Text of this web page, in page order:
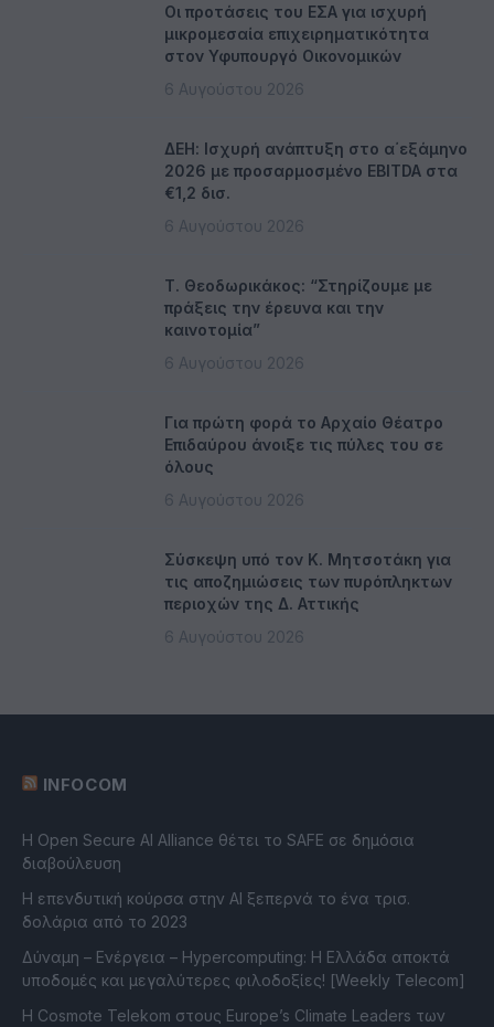
Οι προτάσεις του ΕΣΑ για ισχυρή
μικρομεσαία επιχειρηματικότητα
στον Υφυπουργό Οικονομικών
6 Αυγούστου 2026
ΔΕΗ: Ισχυρή ανάπτυξη στο α΄εξάμηνο
2026 με προσαρμοσμένο EBITDA στα
€1,2 δισ.
6 Αυγούστου 2026
Τ. Θεοδωρικάκος: “Στηρίζουμε με
πράξεις την έρευνα και την
καινοτομία”
6 Αυγούστου 2026
Για πρώτη φορά το Αρχαίο Θέατρο
Επιδαύρου άνοιξε τις πύλες του σε
όλους
6 Αυγούστου 2026
Σύσκεψη υπό τον Κ. Μητσοτάκη για
τις αποζημιώσεις των πυρόπληκτων
περιοχών της Δ. Αττικής
6 Αυγούστου 2026
INFOCOM
Η Open Secure AI Alliance θέτει το SAFE σε δημόσια
διαβούλευση
Η επενδυτική κούρσα στην AI ξεπερνά το ένα τρισ.
δολάρια από το 2023
Δύναμη – Ενέργεια – Ηypercomputing: Η Ελλάδα αποκτά
υποδομές και μεγαλύτερες φιλοδοξίες! [Weekly Telecom]
Η Cosmote Telekom στους Europe’s Climate Leaders των